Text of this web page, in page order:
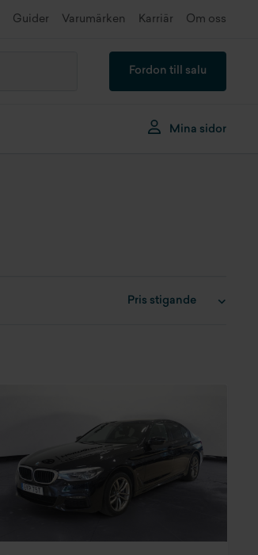
Guider Varumärken Karriär Om oss
Fordon till salu
Mina sidor